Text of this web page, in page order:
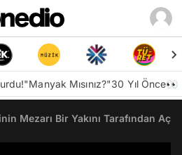
"Manyak Mısınız?"30 Yıl Önce👀
Mezarı Bir Yakını Tarafından